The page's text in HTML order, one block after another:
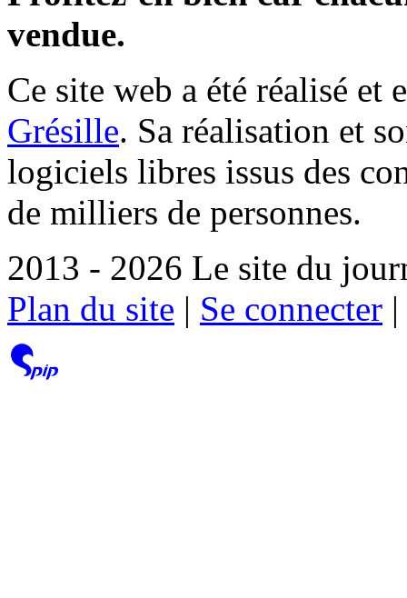
vendue.
Ce site web a été réalisé et
Grésille. Sa réalisation et
logiciels libres issus des
de milliers de personnes.
2013 - 2026 Le site du
Plan du site | Se connecter |